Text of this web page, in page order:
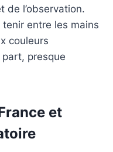
de l’observation.
entre les mains
couleurs
presque
et